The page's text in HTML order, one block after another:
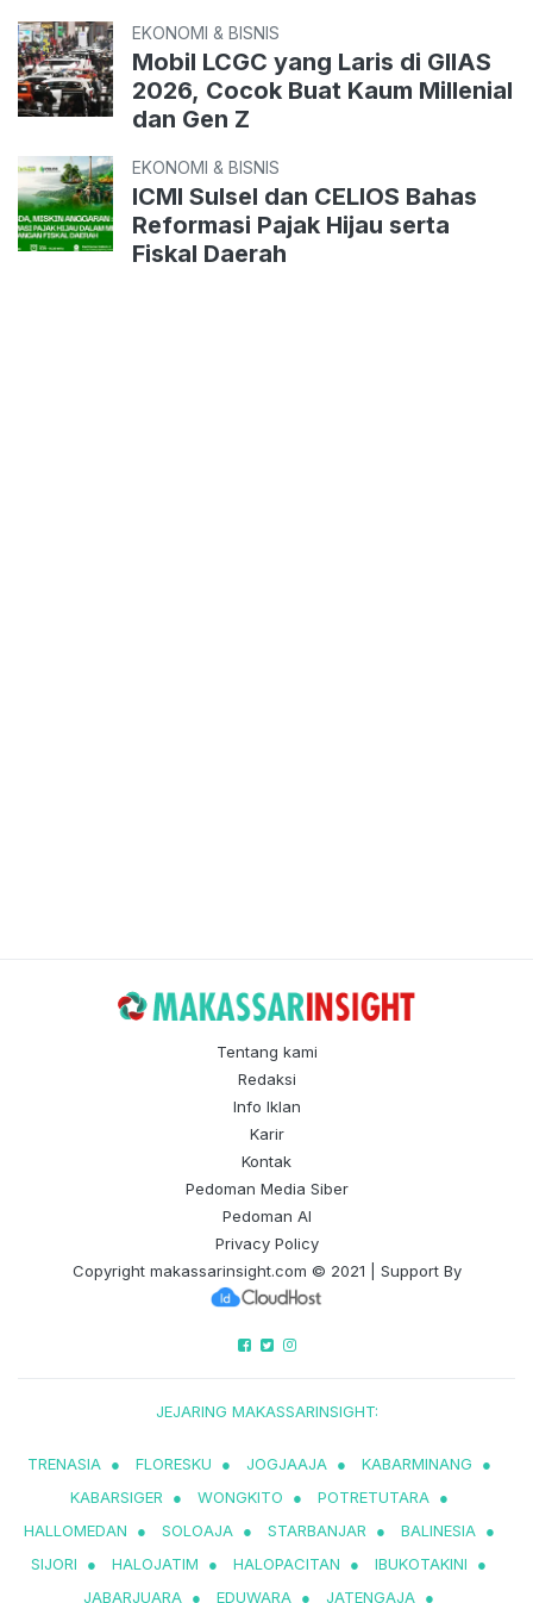
EKONOMI & BISNIS
Mobil LCGC yang Laris di GIIAS
2026, Cocok Buat Kaum Millenial
dan Gen Z
EKONOMI & BISNIS
ICMI Sulsel dan CELIOS Bahas
Reformasi Pajak Hijau serta
Fiskal Daerah
Tentang kami
Redaksi
Info Iklan
Karir
Kontak
Pedoman Media Siber
Pedoman AI
Privacy Policy
Copyright makassarinsight.com © 2021 | Support By
JEJARING MAKASSARINSIGHT:
TRENASIA ● FLORESKU ● JOGJAAJA ● KABARMINANG
●
KABARSIGER
● WONGKITO ● POTRETUTARA ●
HALLOMEDAN
● SOLOAJA ● STARBANJAR ● BALINESIA ●
SIJORI
● HALOJATIM ● HALOPACITAN ● IBUKOTAKINI
●
JABARJUARA ● EDUWARA ● JATENGAJA ●